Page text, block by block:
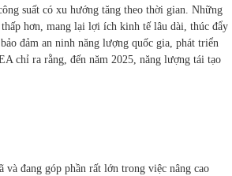
suất có xu hướng tăng theo thời gian. Những
hơn, mang lại lợi ích kinh tế lâu dài, thúc đẩy
đảm an ninh năng lượng quốc gia, phát triển
chỉ ra rằng, đến năm 2025, năng lượng tái tạo
đang góp phần rất lớn trong việc nâng cao